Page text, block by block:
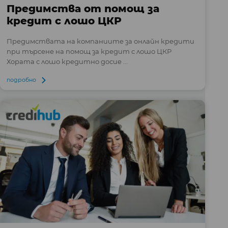
Предимства от помощ за
кредит с лошо ЦКР
Предимствата на компаниите за онлайн кредити
при търсене на помощ за кредит с лошо ЦКР
Хората с лошо кредитно досие ...
подробно